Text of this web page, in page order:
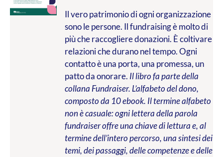
Il vero patrimonio di ogni organizzazione
sono le persone. Il fundraising è molto di
più che raccogliere donazioni. È coltivare
relazioni che durano nel tempo. Ogni
contatto è una porta, una promessa, un
patto da onorare. Il libro fa parte della
collana Fundraiser. L’alfabeto del dono,
composto da 10 ebook. Il termine alfabeto
non è casuale: ogni lettera della parola
fundraiser offre una chiave di lettura e, al
termine dell’intero percorso, una sintesi dei
temi, dei passaggi, delle competenze e delle